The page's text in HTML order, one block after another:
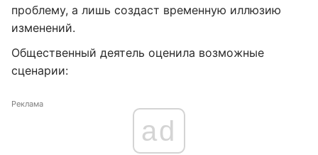
проблему, а лишь создаст временную иллюзию
изменений.
Общественный деятель оценила возможные
сценарии:
Реклама
ad